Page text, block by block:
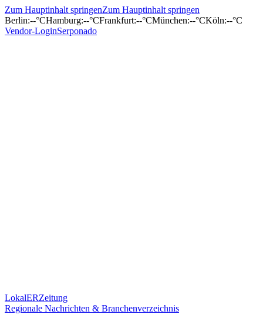
Zum Hauptinhalt springenZum Hauptinhalt springen
Berlin:--°CHamburg:--°CFrankfurt:--°CMünchen:--°CKöln:--°C
Vendor-LoginSerponado
LokalERZeitung
Regionale Nachrichten & Branchenverzeichnis